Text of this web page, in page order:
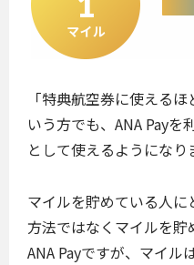
「特典航空券に使える
いう方でも、ANA Pay
として使えるようになり
マイルを貯めている人
方法ではなくマイルを
ANA Payですが、マイル